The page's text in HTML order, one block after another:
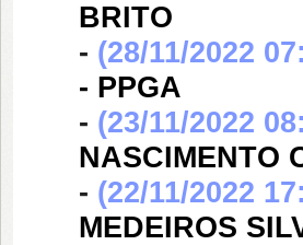
BRITO
- (28/11/2022
- PPGA
- (23/11/2022
NASCIMENTO
- (22/11/2022
MEDEIROS